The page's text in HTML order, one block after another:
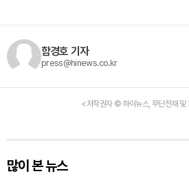
함경호 기자
press@hinews.co.kr
<저작권자 © 하이뉴스, 무단전재 및
많이 본 뉴스